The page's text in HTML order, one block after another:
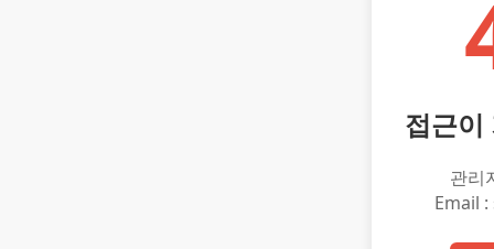
접근이
관리
Email